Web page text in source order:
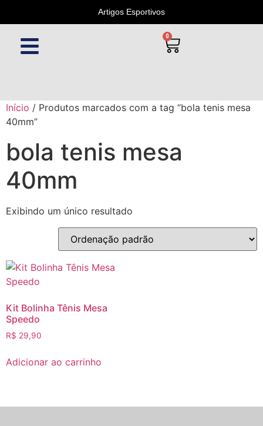
Artigos Esportivos
0
Início / Produtos marcados com a tag “bola tenis mesa
40mm”
bola tenis mesa
40mm
Exibindo um único resultado
Kit Bolinha Tênis Mesa
Speedo
R$ 29,90
Adicionar ao carrinho